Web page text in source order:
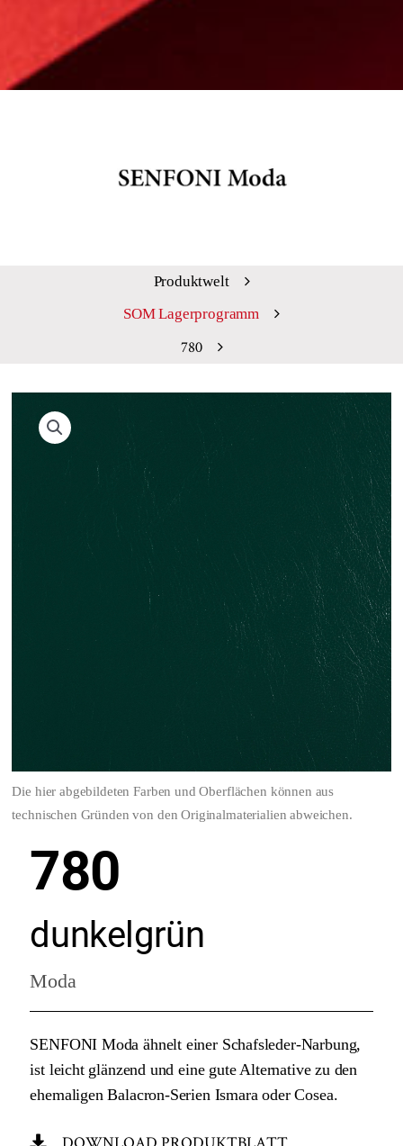
Produktwelt
SOM Lagerprogramm
780
Die hier abgebildeten Farben und Oberflächen können aus
technischen Gründen von den Originalmaterialien abweichen.
780
dunkelgrün
Moda
SENFONI Moda ähnelt einer Schafsleder-Narbung,
ist leicht glänzend und eine gute Alternative zu den
ehemaligen Balacron-Serien Ismara oder Cosea.